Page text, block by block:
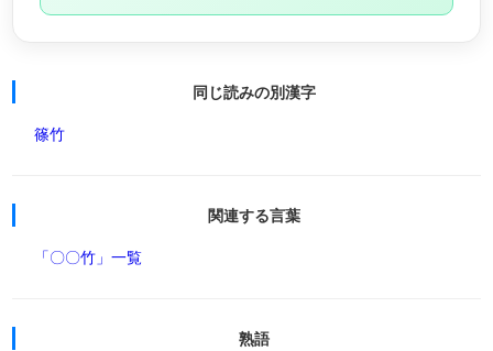
同じ読みの別漢字
篠竹
関連する言葉
「〇〇竹」一覧
熟語